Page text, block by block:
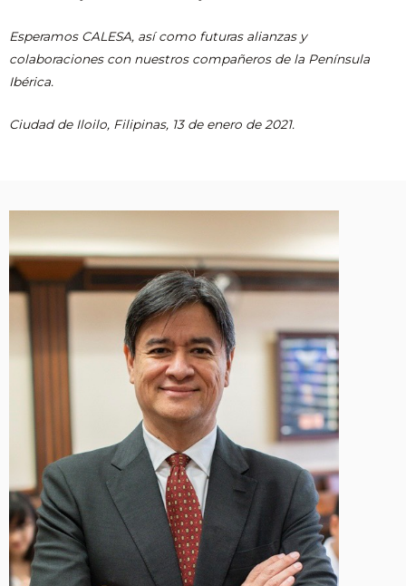
Esperamos CALESA, así como futuras alianzas y
colaboraciones con nuestros compañeros de la Península
Ibérica.
Ciudad de Iloilo, Filipinas, 13 de enero de 2021.